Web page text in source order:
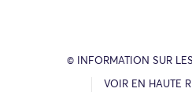
© INFORMATION SUR
VOIR EN HAUTE